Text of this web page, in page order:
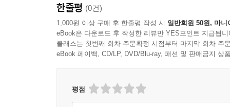
한줄평 (0건)
1,000원 이상 구매 후 한줄평 작성 시 일반회원 50원, 마니
eBook은 다운로드 후 작성한 리뷰만 YES포인트 지급됩니
클래스는 첫번째 회차 주문확정 시점부터 마지막 회차 주
eBook 페이백, CD/LP, DVD/Blu-ray, 패션 및 판매금지 상
평점